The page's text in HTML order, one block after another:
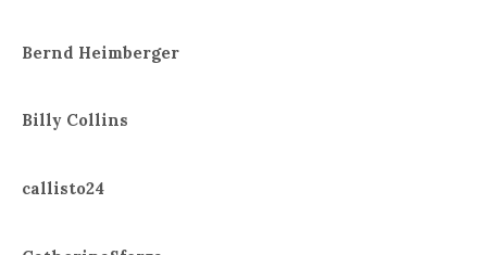
Bernd Heimberger
Billy Collins
callisto24